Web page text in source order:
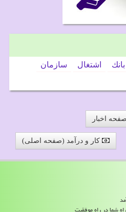
بانك اشتغال
سازمان
صفحه اخبار
کار و درآمد (صفحه اصلی)
شما در راه موفقیت